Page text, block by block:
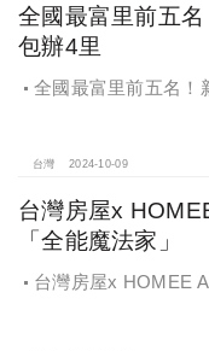
全國最富里前五
包辦4里
全國最富里前五名！
台灣 2024-10-09
台灣房屋x
「全能魔法家」
台灣房屋x HOMEE